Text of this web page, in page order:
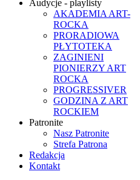
Audycje - playlisty
AKADEMIA ART-
ROCKA
PRORADIOWA
PŁYTOTEKA
ZAGINIENI
PIONIERZY ART
ROCKA
PROGRESSIVER
GODZINA Z ART
ROCKIEM
Patronite
Nasz Patronite
Strefa Patrona
Redakcja
Kontakt